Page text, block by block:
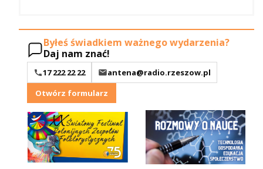
Byłeś świadkiem ważnego wydarzenia?
Daj nam znać!
17 222 22 22
antena@radio.rzeszow.pl
Otwórz formularz